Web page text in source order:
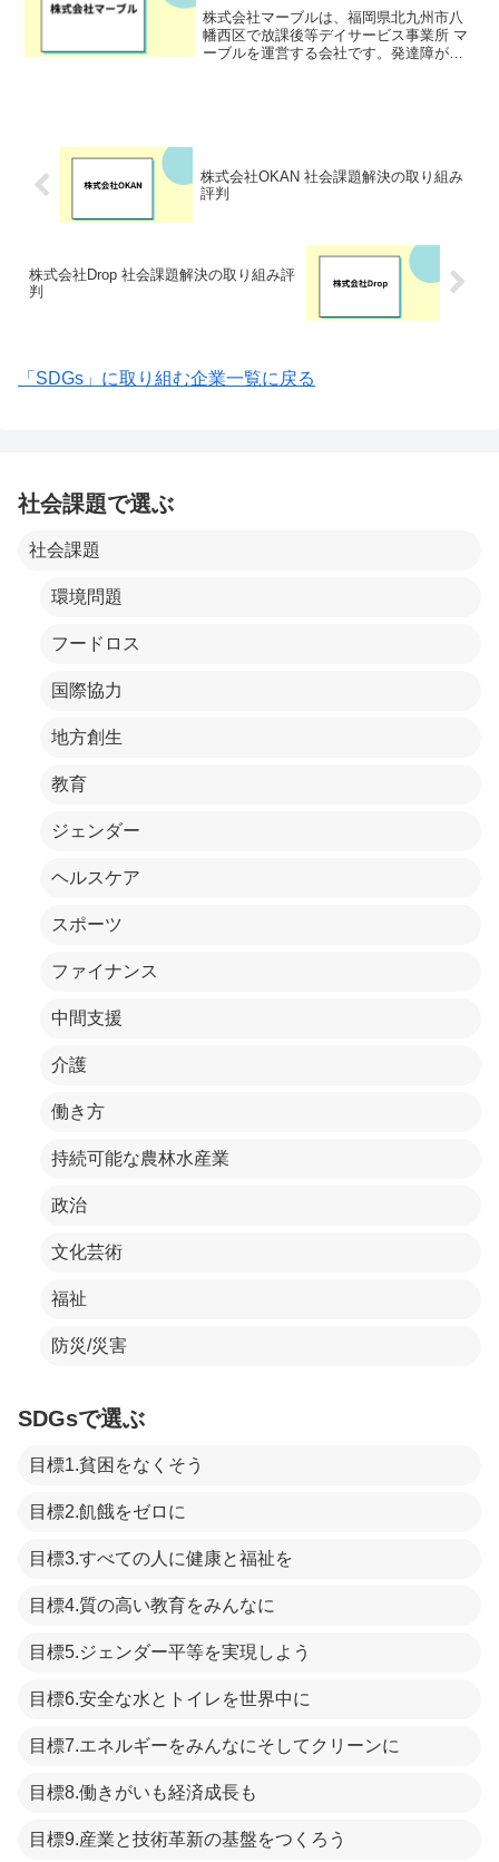
株式会社マーブルは、福岡県北九州市八
幡西区で放課後等デイサービス事業所 マ
ーブルを運営する会社です。発達障がい
株式会社OKAN 社会課題解決の取り組み
評判
株式会社Drop 社会課題解決の取り組み評
判
「SDGs」に取り組む企業一覧に戻る
社会課題で選ぶ
社会課題
環境問題
フードロス
国際協力
地方創生
教育
ジェンダー
ヘルスケア
スポーツ
ファイナンス
中間支援
介護
働き方
持続可能な農林水産業
政治
文化芸術
福祉
防災/災害
SDGsで選ぶ
目標1.貧困をなくそう
目標2.飢餓をゼロに
目標3.すべての人に健康と福祉を
目標4.質の高い教育をみんなに
目標5.ジェンダー平等を実現しよう
目標6.安全な水とトイレを世界中に
目標7.エネルギーをみんなにそしてクリーンに
目標8.働きがいも経済成長も
目標9.産業と技術革新の基盤をつくろう